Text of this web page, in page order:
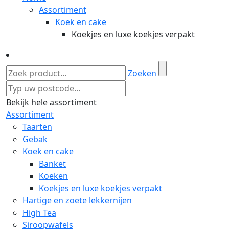
Assortiment
Koek en cake
Koekjes en luxe koekjes verpakt
Zoeken
Bekijk hele assortiment
Assortiment
Taarten
Gebak
Koek en cake
Banket
Koeken
Koekjes en luxe koekjes verpakt
Hartige en zoete lekkernijen
High Tea
Siroopwafels